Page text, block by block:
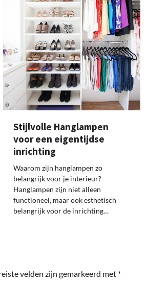
Stijlvolle Hanglampen
voor een eigentijdse
inrichting
Waarom zijn hanglampen zo
belangrijk voor je interieur?
Hanglampen zijn niet alleen
functioneel, maar ook esthetisch
belangrijk voor de inrichting…
velden zijn gemarkeerd met *